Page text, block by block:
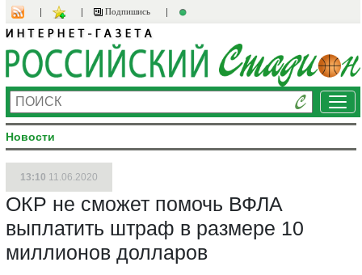
Подпишись
Новости
13:10 11.06.2020
ОКР не сможет помочь ВФЛА
выплатить штраф в размере 10
миллионов долларов